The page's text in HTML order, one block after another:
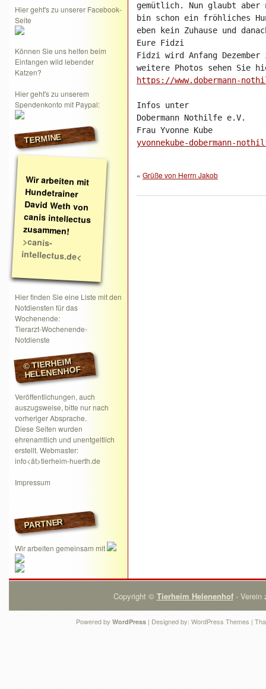
Hier geht's zu unserer Facebook-
Seite
Können Sie uns helfen beim
Einfangen wild lebender
Katzen?
Hier geht's zu unserem
Spendenkonto mit Paypal:
TERMINE
Wir arbeiten mit
Hundetrainer
David Weth von
canis intellectus
zusammen!
>canis-
intellectus.de<
Hier finden Sie eine Liste mit den
Notdiensten für das
Wochenende:
Tierarzt-Wochenende-
Notdienste
© TIERHEIM
HELENENHOF
Veröffentlichungen, auch
auszugsweise, bitte nur nach
vorheriger Absprache.
Diese Seiten wurden
ehrenamtlich und unentgeltlich
erstellt. Webmaster:
info<ät>tierheim-huerth.de
Impressum
PARTNER
Wir arbeiten gemeinsam mit
gemütlich. Nun glaubt
bin schon ein fröhliches
eben kein Zuhause und
Eure Fidzi
Fidzi wird Anfang
https://www.dobermann-
Infos unter
Dobermann Nothilfe e.V.
yvonnekube-dobermann-
« Grüße von Herrn Jakob
Copyright © Tierheim Helenenhof- Verein
Powered by WordPress | Designed by: WordPress Themes |